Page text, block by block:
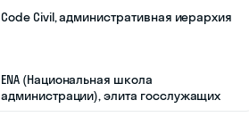
Code Civil, административная иерархия
ENA (Национальная школа
администрации), элита госслужащих